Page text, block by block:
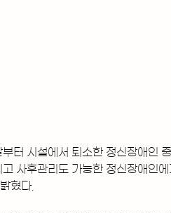
터 시설에서 퇴소한 정신장애인
고 사후관리도 가능한 정신장애인
혔다.